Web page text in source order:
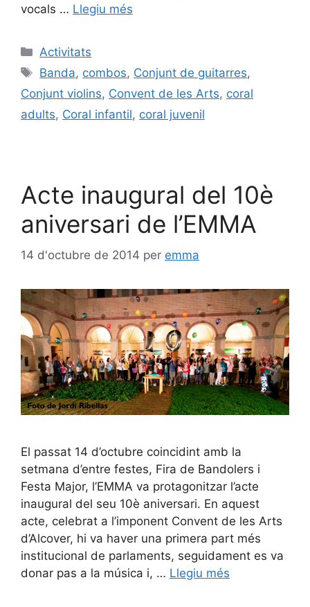
vocals … Llegiu més
Activitats
Banda, combos, Conjunt de guitarres,
Conjunt violins, Convent de les Arts, coral
adults, Coral infantil, coral juvenil
Acte inaugural del 10è
aniversari de l’EMMA
14 d'octubre de 2014 per emma
El passat 14 d’octubre coincidint amb la
setmana d’entre festes, Fira de Bandolers i
Festa Major, l’EMMA va protagonitzar l’acte
inaugural del seu 10è aniversari. En aquest
acte, celebrat a l’imponent Convent de les Arts
d’Alcover, hi va haver una primera part més
institucional de parlaments, seguidament es va
donar pas a la música i, … Llegiu més